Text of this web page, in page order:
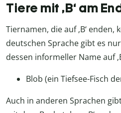
Tiere mit ‚B‘ am
Tiernamen, die auf ‚B‘
deutschen Sprache gibt es
dessen informeller Name auf
Blob (ein Tiefsee-Fisch
Auch in anderen Sprachen